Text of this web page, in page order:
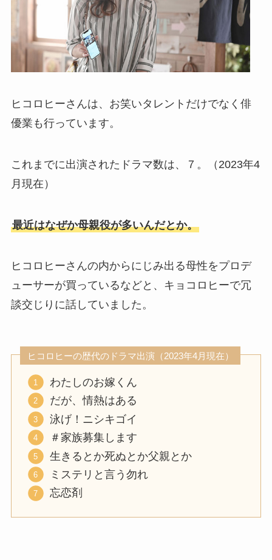
ヒコロヒーさんは、お笑いタレントだけでなく俳
優業も行っています。
これまでに出演されたドラマ数は、７。（2023年4
月現在）
最近はなぜか母親役が多いんだとか。
ヒコロヒーさんの内からにじみ出る母性をプロデ
ューサーが買っているなどと、キョコロヒーで冗
談交じりに話していました。
ヒコロヒーの歴代のドラマ出演（2023年4月現在）
わたしのお嫁くん
だが、情熱はある
泳げ！ニシキゴイ
＃家族募集します
生きるとか死ぬとか父親とか
ミステリと言う勿れ
忘恋剤